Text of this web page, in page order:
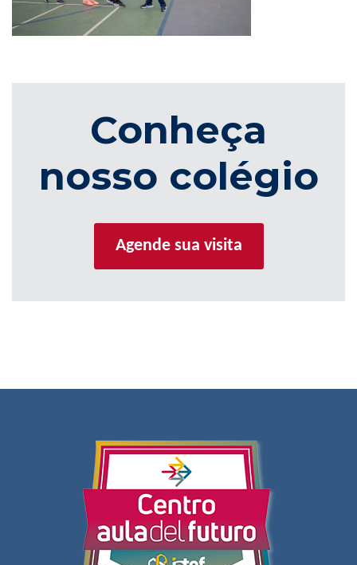
Conheça
nosso colégio
Agende sua visita